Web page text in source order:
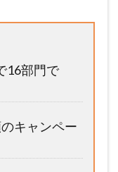
16部門で
キャンペー